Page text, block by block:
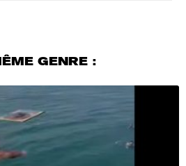
GENRE :